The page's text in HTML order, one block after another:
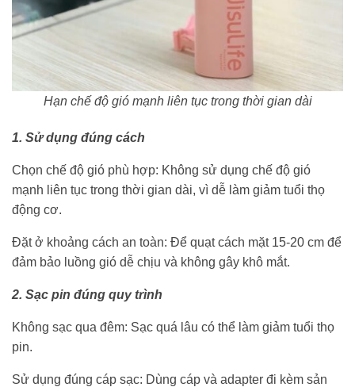
Hạn chế độ gió mạnh liên tục trong thời gian dài
1. Sử dụng đúng cách
Chọn chế độ gió phù hợp: Không sử dụng chế độ gió
mạnh liên tục trong thời gian dài, vì dễ làm giảm tuổi thọ
động cơ.
Đặt ở khoảng cách an toàn: Để quạt cách mặt 15-20 cm để
đảm bảo luồng gió dễ chịu và không gây khô mắt.
2. Sạc pin đúng quy trình
Không sạc qua đêm: Sạc quá lâu có thể làm giảm tuổi thọ
pin.
Sử dụng đúng cáp sạc: Dùng cáp và adapter đi kèm sản